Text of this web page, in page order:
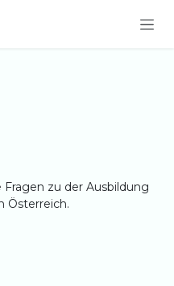
zu der Ausbildung
Österreich.